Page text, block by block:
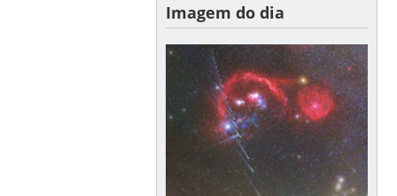
Imagem do dia